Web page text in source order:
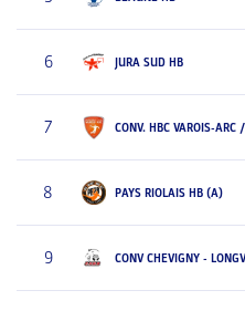
6 JURA SUD HB
7 CONV. HBC VAROIS-
8 PAYS RIOLAIS HB (A)
9 CONV CHEVIGNY -